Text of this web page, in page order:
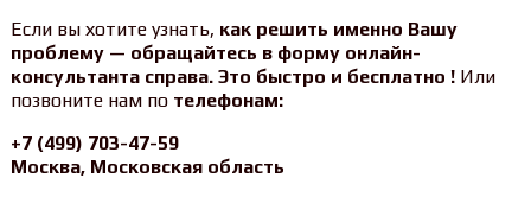
Если вы хотите узнать, как решить именно Вашу
проблему — обращайтесь в форму онлайн-
консультанта справа. Это быстро и бесплатно !Или
позвоните нам по телефонам:
+7 (499) 703-47-59
Москва, Московская область